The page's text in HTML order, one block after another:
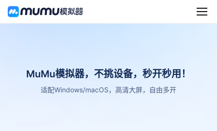
MuMu模拟器，不挑设备，秒开秒用！
适配Windows/macOS，高清大屏，自由多开